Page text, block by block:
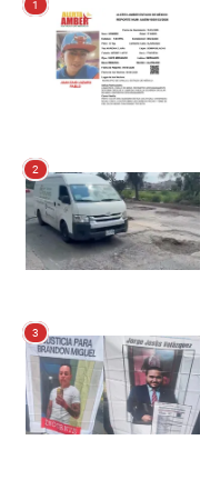
1
2
3